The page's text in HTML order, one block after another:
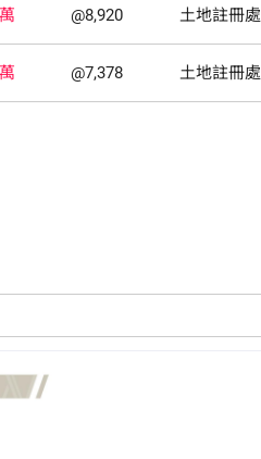
@8,920 土地註冊處
@7,378 土地註冊處